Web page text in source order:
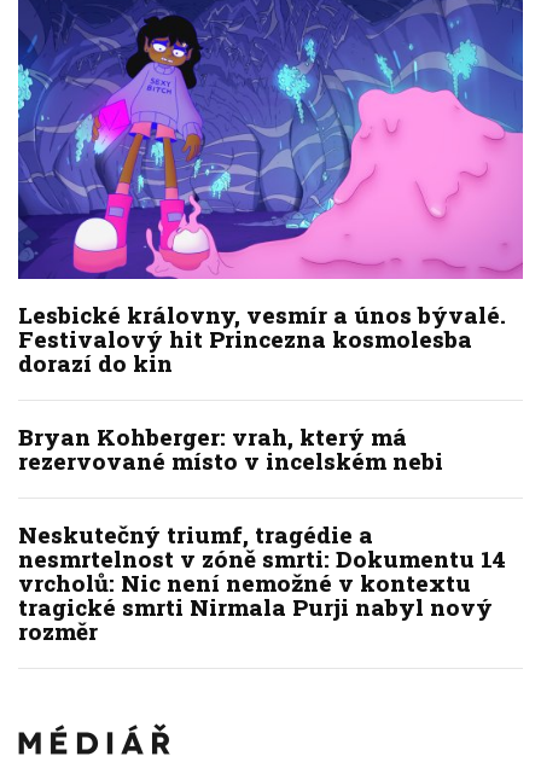
Lesbické královny, vesmír a únos bývalé.
Festivalový hit Princezna kosmolesba
dorazí do kin
Bryan Kohberger: vrah, který má
rezervované místo v incelském nebi
Neskutečný triumf, tragédie a
nesmrtelnost v zóně smrti: Dokumentu 14
vrcholů: Nic není nemožné v kontextu
tragické smrti Nirmala Purji nabyl nový
rozměr